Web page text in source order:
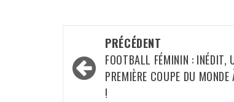
Navigation
d’article
PRÉCÉDENT
FOOTBALL FÉMININ : INÉDIT,
PREMIÈRE COUPE DU
!